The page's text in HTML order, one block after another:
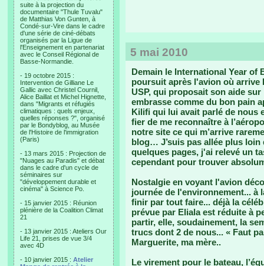
suite à la projection du
documentaire "Thule Tuvalu"
de Matthias Von Gunten, à
Condé-sur-Vire dans le cadre
d'une série de ciné-débats
organisés par la Ligue de
l'Enseignement en partenariat
avec le Conseil Régional de
Basse-Normandie.
- 19 octobre 2015 :
Intervention de Gilliane Le
Gallic avec Christel Cournil,
Alice Baillat et Michel Hignette,
dans "Migrants et réfugiés
climatiques : quels enjeux,
quelles réponses ?", organisé
par le Bondyblog, au Musée
de l'Histoire de l'immigration
(Paris)
- 13 mars 2015 : Projection de
"Nuages au Paradis" et débat
dans le cadre d'un cycle de
séminaires sur
"développement durable et
cinéma" à Science Po.
- 15 janvier 2015 : Réunion
plénière de la Coalition Climat
21
- 13 janvier 2015 : Ateliers Our
Life 21, prises de vue 3/4
avec 4D
- 10 janvier 2015 : Atelier
5 mai 2010
Demain le International Year of
poursuit après l'avion où arrive
USP, qui proposait son aide
embrasse comme du bon pain
Kilifi qui lui avait parlé de nous
fier de me reconnaître à
notre site ce qui m’arrive
blog… J’suis pas allée plus
quelques pages, j'ai relevé un
cependant pour trouver
Nostalgie en voyant l'avion
journée de l'environnement... à
finir par tout faire... déjà la
prévue par Eliala est réduite à
partir, elle, soudainement, la
trucs dont 2 de nous... « Faut
Marguerite, ma mère..
Le virement pour le bateau,